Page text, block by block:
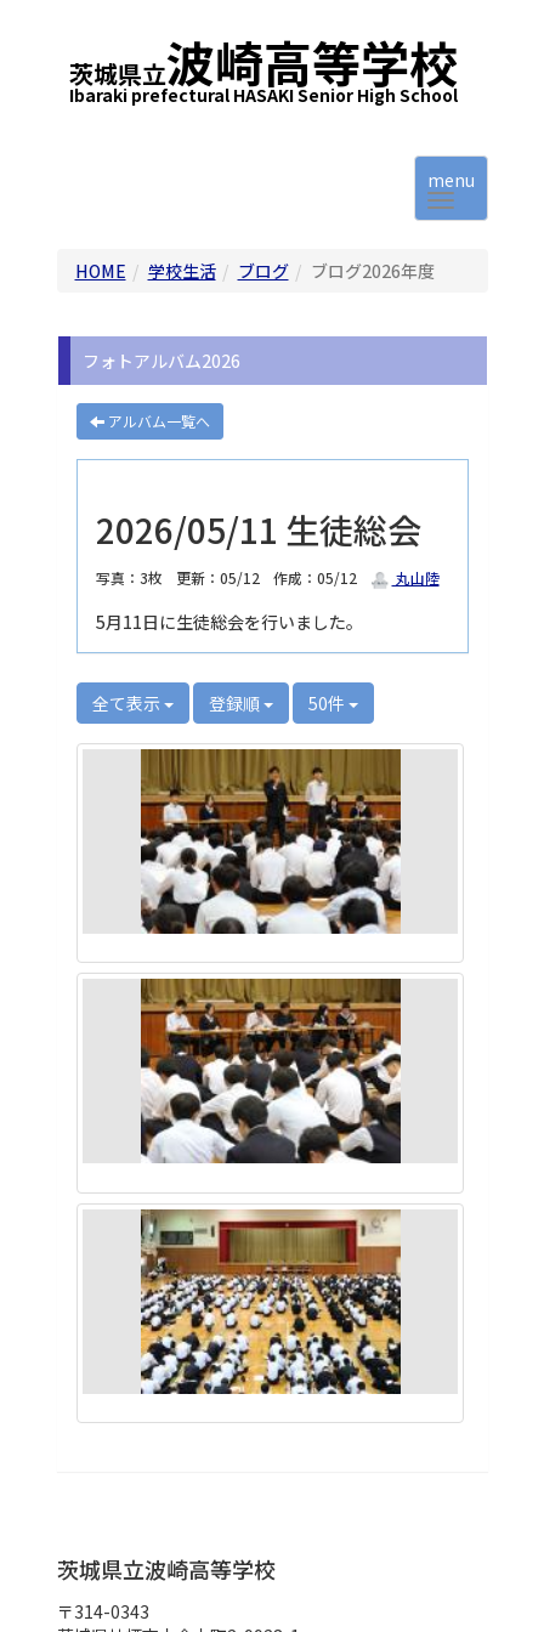
茨城県立波崎高等学校
Ibaraki prefectural HASAKI Senior High School
menu
HOME 学校生活 ブログ ブログ2026年度
フォトアルバム2026
アルバム一覧へ
2026/05/11 生徒総会
写真：3枚 更新：05/12 作成：05/12 丸山陸
5月11日に生徒総会を行いました。
全て表示 登録順 50件
茨城県立波崎高等学校
〒314-0343